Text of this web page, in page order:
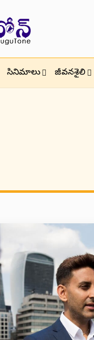
సినిమాలు జీవనశైలి